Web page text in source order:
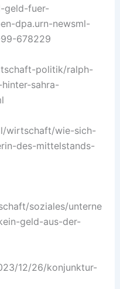
geld-fuer-
dpa.urn-newsml-
678229
politik/ralph-
sahra-
wirtschaft/wie-sich-
des-mittelstands-
soziales/unterne
geld-aus-der-
12/26/konjunktur-